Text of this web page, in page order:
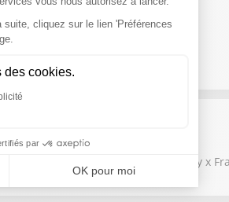
Revel
socialistes : débat Elisabeth Lévy x